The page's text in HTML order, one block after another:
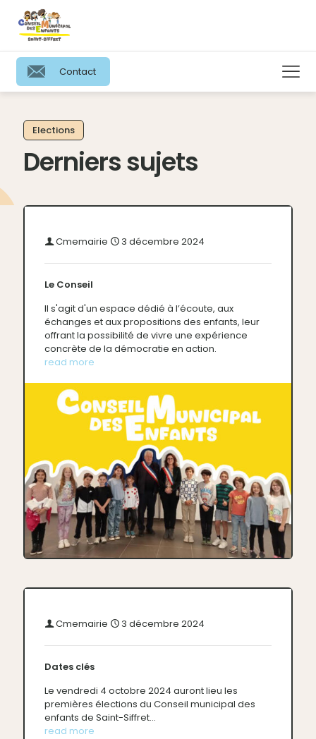
Contact
Elections
Derniers sujets
Cmemairie 3 décembre 2024
Le Conseil
Il s'agit d'un espace dédié à l’écoute, aux
échanges et aux propositions des enfants, leur
offrant la possibilité de vivre une expérience
concrète de la démocratie en action.
read more
Cmemairie 3 décembre 2024
Dates clés
Le vendredi 4 octobre 2024 auront lieu les
premières élections du Conseil municipal des
enfants de Saint-Siffret...
read more